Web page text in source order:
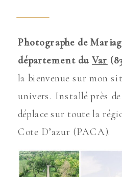
Photographe de
département du Var
la bienvenue sur mon
univers. Installé près de
déplace sur toute la
Cote D’azur (PACA).